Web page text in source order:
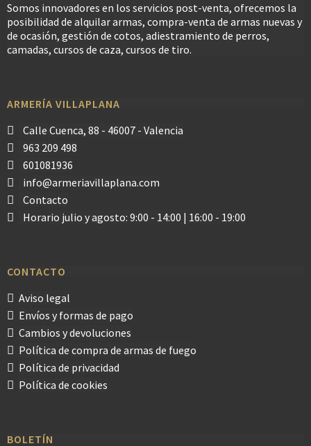
Somos innovadores en los servicios post-venta, ofrecemos la
posibilidad de alquilar armas, compra-venta de armas nuevas y
de ocasión, gestión de cotos, adiestramiento de perros,
camadas, cursos de caza, cursos de tiro.
ARMERÍA VILLAPLANA
Calle Cuenca, 88 - 46007 - Valencia
963 209 498
601081936
info@armeriavillaplana.com
Contacto
Horario julio y agosto: 9:00 - 14:00 | 16:00 - 19:00
CONTACTO
Aviso legal
Envíos y formas de pago
Cambios y devoluciones
Política de compra de armas de fuego
Política de privacidad
Política de cookies
BOLETÍN